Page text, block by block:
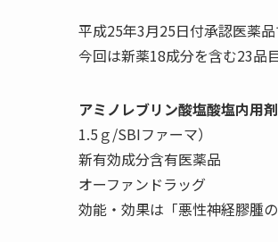
平成25年3月25日付承認医薬品
今回は新薬18成分を含む23品
アミノレブリン酸塩酸塩内用剤
1.5ｇ/SBIファーマ）
新有効成分含有医薬品
オーファンドラッグ
効能・効果は「悪性神経膠腫